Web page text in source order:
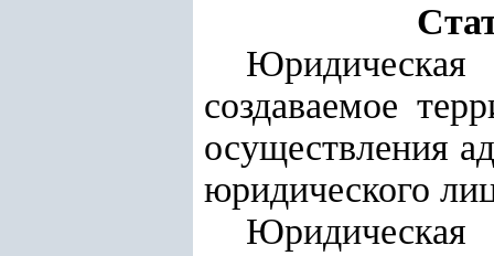
создаваемое
осуществления
юридического